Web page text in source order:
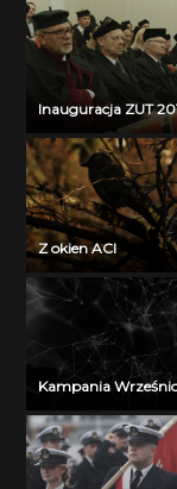
Inauguracja ZUT
Z okien ACI
Kampania